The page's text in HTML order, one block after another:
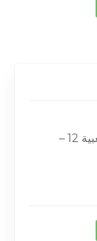
8G9Q + 58X – مدينة محمد بن زايد – شعبية 12 –